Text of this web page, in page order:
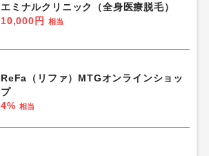
エミナルクリニック（全身医療脱毛）
10,000円
相当
ReFa（リファ）MTGオンラインショッ
プ
4% 相当